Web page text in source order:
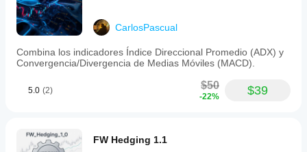
CarlosPascual
Combina los indicadores Índice Direccional Promedio (ADX) y
Convergencia/Divergencia de Medias Móviles (MACD).
5.0 (2) $50
-22% $39
FW Hedging 1.1